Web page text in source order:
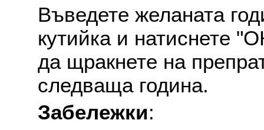
Въведете желаната
кутийка и натиснете
да щракнете на
следваща година.
Забележки: